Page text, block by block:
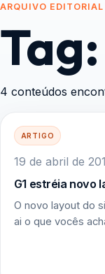
ARQUIVO EDITORIAL
Tag:
4 conteúdos
ARTIGO
19 de abril de
G1 estréia novo
O novo layout do
ai o que vocês